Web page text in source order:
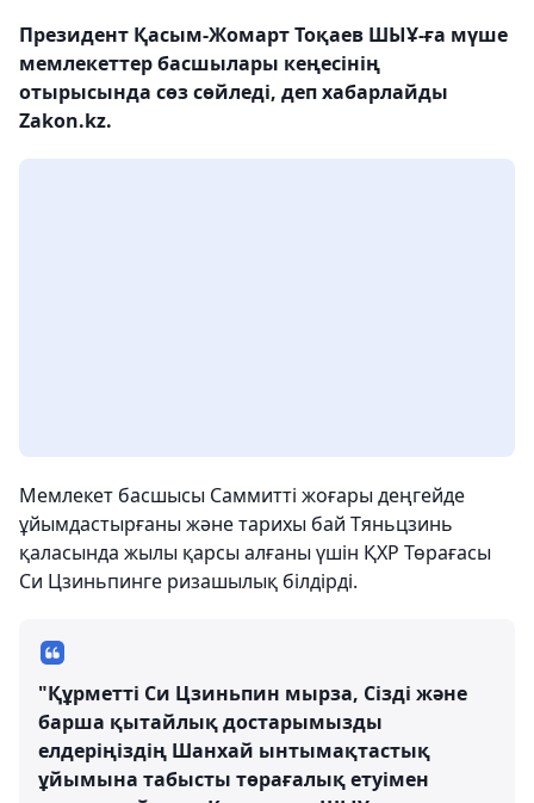
Президент Қасым-Жомарт Тоқаев ШЫҰ-ға мүше
мемлекеттер басшылары кеңесінің
отырысында сөз сөйледі, деп хабарлайды
Zakon.kz.
Мемлекет басшысы Саммитті жоғары деңгейде
ұйымдастырғаны және тарихы бай Тяньцзинь
қаласында жылы қарсы алғаны үшін ҚХР Төрағасы
Си Цзиньпинге ризашылық білдірді.
"Құрметті Си Цзиньпин мырза, Сізді және
барша қытайлық достарымызды
елдеріңіздің Шанхай ынтымақтастық
ұйымына табысты төрағалық етуімен